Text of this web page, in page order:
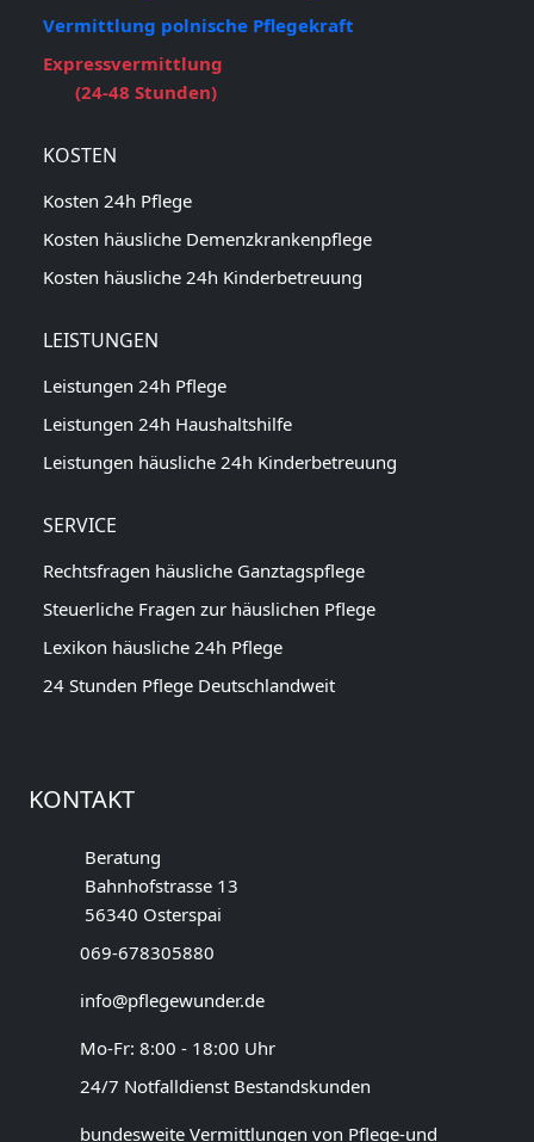
Vermittlung polnische Pflegekraft
Expressvermittlung
(24-48 Stunden)
KOSTEN
Kosten 24h Pflege
Kosten häusliche Demenzkrankenpflege
Kosten häusliche 24h Kinderbetreuung
LEISTUNGEN
Leistungen 24h Pflege
Leistungen 24h Haushaltshilfe
Leistungen häusliche 24h Kinderbetreuung
SERVICE
Rechtsfragen häusliche Ganztagspflege
Steuerliche Fragen zur häuslichen Pflege
Lexikon häusliche 24h Pflege
24 Stunden Pflege Deutschlandweit
KONTAKT
Beratung
Bahnhofstrasse 13
56340 Osterspai
069-678305880
info@pflegewunder.de
Mo-Fr: 8:00 - 18:00 Uhr
24/7 Notfalldienst Bestandskunden
bundesweite Vermittlungen von Pflege-und